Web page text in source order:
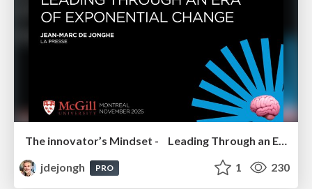
The innovator’s Mindset - Leading Through an Era of Exponential Change - McGill University 2025
jdejongh
PRO 1 230